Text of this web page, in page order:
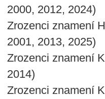
2000, 2012, 2024)
Zrozenci znamení
2001, 2013, 2025)
Zrozenci znamení
2014)
Zrozenci znamení